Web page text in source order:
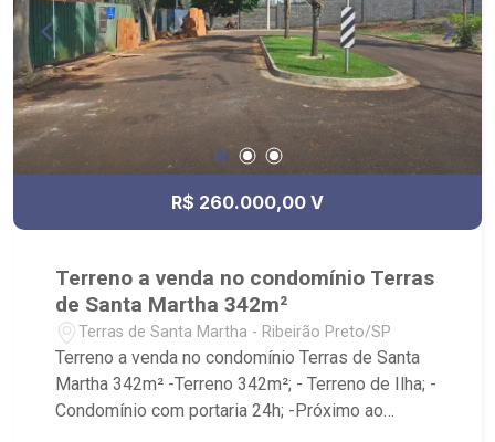
R$ 260.000,00 V
Terreno a venda no condomínio Terras
de Santa Martha 342m²
Terras de Santa Martha - Ribeirão Preto/SP
Terreno a venda no condomínio Terras de Santa
Martha 342m² -Terreno 342m²; - Terreno de Ilha; -
Condomínio com portaria 24h; -Próximo ao